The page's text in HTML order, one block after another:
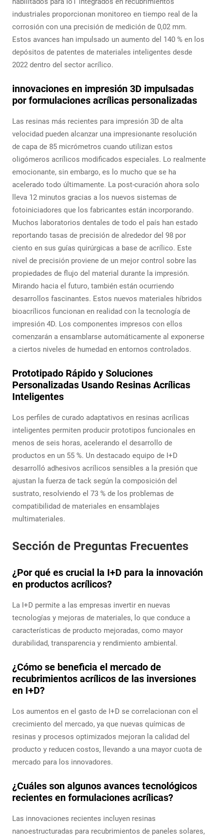
industriales proporcionan monitoreo en tiempo real de la
corrosión con una precisión de medición de 0,02 mm.
Estos avances han impulsado un aumento del 140 % en los
depósitos de patentes de materiales inteligentes desde
2022 dentro del sector acrílico.
innovaciones en impresión 3D impulsadas
por formulaciones acrílicas personalizadas
Las resinas más recientes para impresión 3D de alta
velocidad pueden alcanzar una impresionante resolución
de capa de 85 micrómetros cuando utilizan estos
oligómeros acrílicos modificados especiales. Lo realmente
emocionante, sin embargo, es lo mucho que se ha
acelerado todo últimamente. La post-curación ahora solo
lleva 12 minutos gracias a los nuevos sistemas de
fotoiniciadores que los fabricantes están incorporando.
Muchos laboratorios dentales de todo el país han estado
reportando tasas de precisión de alrededor del 98 por
ciento en sus guías quirúrgicas a base de acrílico. Este
nivel de precisión proviene de un mejor control sobre las
propiedades de flujo del material durante la impresión.
Mirando hacia el futuro, también están ocurriendo
desarrollos fascinantes. Estos nuevos materiales híbridos
bioacrílicos funcionan en realidad con la tecnología de
impresión 4D. Los componentes impresos con ellos
comenzarán a ensamblarse automáticamente al exponerse
a ciertos niveles de humedad en entornos controlados.
Prototipado Rápido y Soluciones
Personalizadas Usando Resinas Acrílicas
Inteligentes
Los perfiles de curado adaptativos en resinas acrílicas
inteligentes permiten producir prototipos funcionales en
menos de seis horas, acelerando el desarrollo de
productos en un 55 %. Un destacado equipo de I+D
desarrolló adhesivos acrílicos sensibles a la presión que
ajustan la fuerza de tack según la composición del
sustrato, resolviendo el 73 % de los problemas de
compatibilidad de materiales en ensamblajes
multimateriales.
Sección de Preguntas Frecuentes
¿Por qué es crucial la I+D para la innovación
en productos acrílicos?
La I+D permite a las empresas invertir en nuevas
tecnologías y mejoras de materiales, lo que conduce a
características de producto mejoradas, como mayor
durabilidad, transparencia y rendimiento ambiental.
¿Cómo se beneficia el mercado de
recubrimientos acrílicos de las inversiones
en I+D?
Los aumentos en el gasto de I+D se correlacionan con el
crecimiento del mercado, ya que nuevas químicas de
resinas y procesos optimizados mejoran la calidad del
producto y reducen costos, llevando a una mayor cuota de
mercado para los innovadores.
¿Cuáles son algunos avances tecnológicos
recientes en formulaciones acrílicas?
Las innovaciones recientes incluyen resinas
nanoestructuradas para recubrimientos de paneles solares,